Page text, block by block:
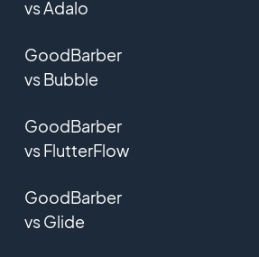
vs Adalo
GoodBarber
vs Bubble
GoodBarber
vs FlutterFlow
GoodBarber
vs Glide